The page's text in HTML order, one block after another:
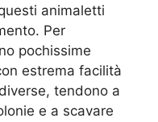
animaletti
Per
pochissime
estrema facilità
tendono a
e a scavare